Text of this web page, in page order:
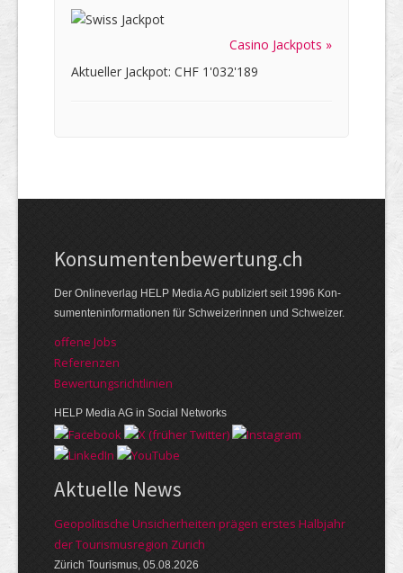
Casino Jackpots »
Aktueller Jackpot: CHF 1'032'189
Kon­su­menten­be­wer­tung.ch
Der Online­verlag HELP Media AG publi­ziert seit 1996 Kon­
su­menten­infor­mationen für Schwei­zerinnen und Schweizer.
offene Jobs
Referenzen
Bewer­tungs­richt­linien
HELP Media AG in Social Networks
Aktuelle News
Geopolitische Unsicherheiten prägen erstes Halbjahr
der Tourismusregion Zürich
Zürich Tourismus, 05.08.2026